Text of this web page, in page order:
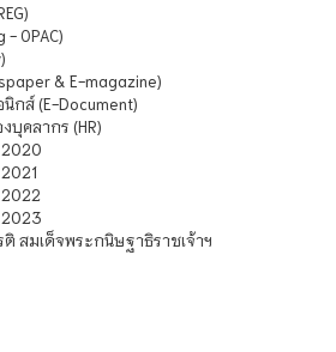
OPAC)
& E-magazine)
กส์ (E-Document)
บุคลากร (HR)
2020
2022
2023
สมเด็จพระกนิษฐาธิราชเจ้าฯ